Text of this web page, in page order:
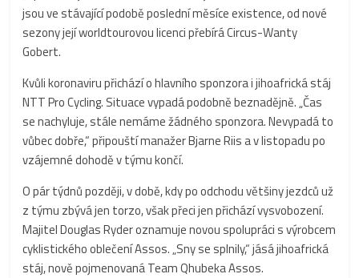
jsou ve stávající podobě poslední měsíce existence, od nové
sezony její worldtourovou licenci přebírá Circus-Wanty
Gobert.
Kvůli koronaviru přichází o hlavního sponzora i jihoafrická stáj
NTT Pro Cycling. Situace vypadá podobně beznadějně. „Čas
se nachyluje, stále nemáme žádného sponzora. Nevypadá to
vůbec dobře,“ připouští manažer Bjarne Riis a v listopadu po
vzájemné dohodě v týmu končí.
O pár týdnů později, v době, kdy po odchodu většiny jezdců už
z týmu zbývá jen torzo, však přeci jen přichází vysvobození.
Majitel Douglas Ryder oznamuje novou spolupráci s výrobcem
cyklistického oblečení Assos. „Sny se splnily,“ jásá jihoafrická
stáj, nově pojmenovaná Team Qhubeka Assos.